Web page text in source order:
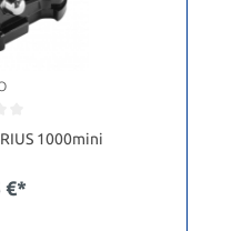
1000mini
€*